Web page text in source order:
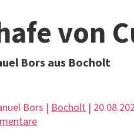
von
Bors aus Bocholt
Bors | Bocholt |